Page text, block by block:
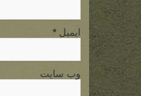
ایمیل *
وب سایت